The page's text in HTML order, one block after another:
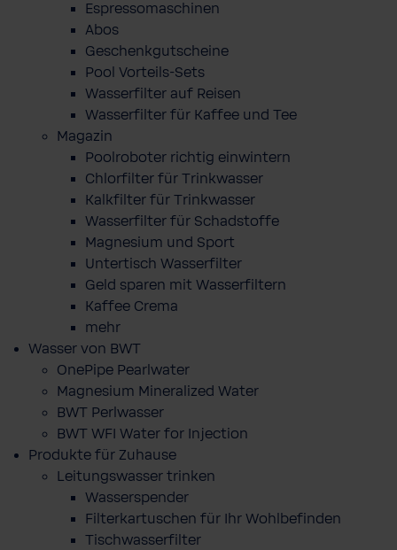
Espressomaschinen
Abos
Geschenkgutscheine
Pool Vorteils-Sets
Wasserfilter auf Reisen
Wasserfilter für Kaffee und Tee
Magazin
Poolroboter richtig einwintern
Chlorfilter für Trinkwasser
Kalkfilter für Trinkwasser
Wasserfilter für Schadstoffe
Magnesium und Sport
Untertisch Wasserfilter
Geld sparen mit Wasserfiltern
Kaffee Crema
mehr
Wasser von BWT
OnePipe Pearlwater
Magnesium Mineralized Water
BWT Perlwasser
BWT WFI Water for Injection
Produkte für Zuhause
Leitungswasser trinken
Wasserspender
Filterkartuschen für Ihr Wohlbefinden
Tischwasserfilter